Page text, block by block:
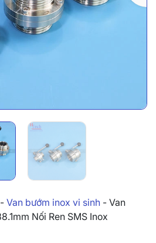
- Van bướm inox vi sinh - Van
Nối Ren SMS Inox